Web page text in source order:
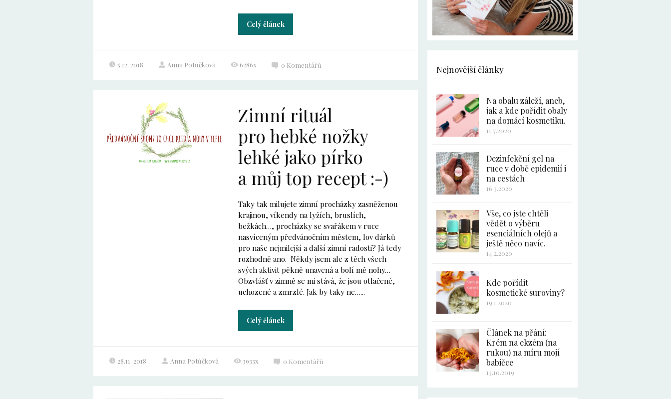
Celý článek
5.12. 2018 Anna Potůčková 6286x 0 Komentářů
Zimní rituál
pro hebké nožky
lehké jako pírko
a můj top recept :-)
Taky tak milujete zimní procházky zasněženou
krajinou, víkendy na lyžích, bruslích,
bežkách…, procházky se svařákem v ruce
nasvíceným předvánočním městem, lov dárků
pro naše nejmilejší a další zimní radosti? Já tedy
rozhodně ano. Někdy jsem ale z těch všech
svých aktivit pěkně unavená a bolí mě nohy…
Obzvlášť v zimně se mi stává, že jsou otlačené,
uchozené a zmrzlé. Jak by taky ne…...
Celý článek
28.11. 2018 Anna Potůčková 3933x 0 Komentářů
Nejnovější články
Na obalu záleží, aneb,
jak a kde pořídit obaly
na domácí kosmetiku.
11.7.2020
Dezinfekční gel na
ruce v době epidemií i
na cestách
16.3.2020
Vše, co jste chtěli
vědět o výběru
esenciálních olejů a
ještě něco navíc.
14.2.2020
Kde pořídit
kosmetické suroviny?
19.1.2020
Článek na přání:
Krém na ekzém (na
rukou) na míru mojí
babičce
13.10.2019